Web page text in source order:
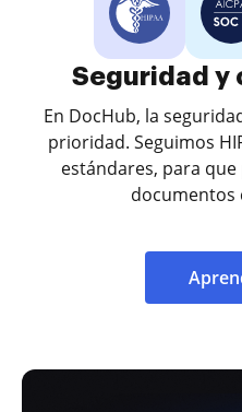
Seguridad y
En DocHub, la
prioridad. Seguimos
estándares, para
documentos